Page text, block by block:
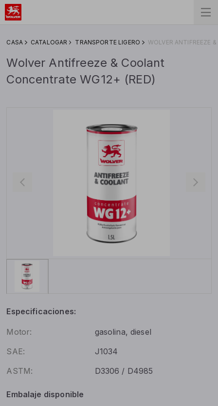
СASA CATALOGAR TRANSPORTE LIGERO WOLVER ANTIFREEZE
Wolver Antifreeze & Coolant
Concentrate WG12+ (RED)
Especificaciones:
Motor:
gasolina, diesel
SAE:
J1034
ASTM:
D3306 / D4985
Embalaje disponible